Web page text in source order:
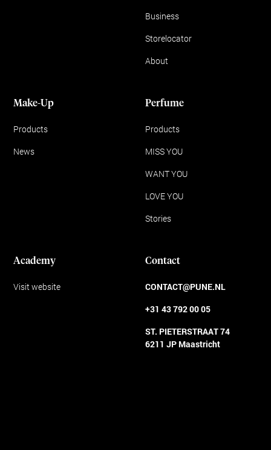
Business
Storelocator
About
Make-Up
Products
News
Perfume
Products
MISS YOU
WANT YOU
LOVE YOU
Stories
Academy
Visit website
Contact
CONTACT@PUNE.NL
+31 43 792 00 05
ST. PIETERSTRAAT 74
6211 JP Maastricht